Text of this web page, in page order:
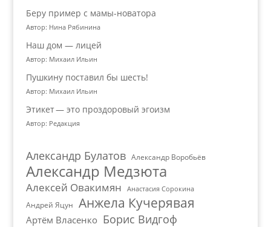
Беру пример с мамы-новатора
Автор: Нина Рябинина
Наш дом — лицей
Автор: Михаил Ильин
Пушкину поставил бы шесть!
Автор: Михаил Ильин
Этикет — это проздоровый эгоизм
Автор: Редакция
Александр Булатов Александр Воробьёв
Александр Медзюта
Алексей Овакимян Анастасия Сорокина
Андрей Яцун Анжела Кучерявая
Артём Власенко Борис Видгоф